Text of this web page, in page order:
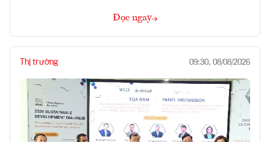
Đọc ngay
Thị trường 09:30, 08/08/2026